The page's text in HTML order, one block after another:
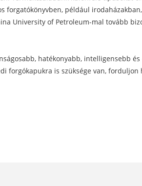
forgatókönyvben, például
University of Petroleum-mal tovább
hatékonyabb, intelligensebb
forgókapukra is szüksége van, forduljon